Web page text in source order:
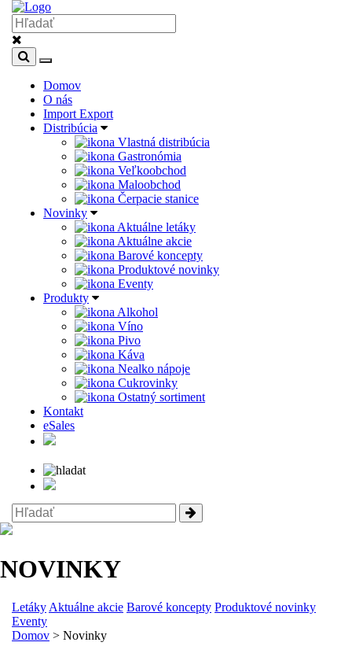
Domov
O nás
Import Export
Distribúcia
Vlastná distribúcia
Gastronómia
Veľkoobchod
Maloobchod
Čerpacie stanice
Novinky
Aktuálne letáky
Aktuálne akcie
Barové koncepty
Produktové novinky
Eventy
Produkty
Alkohol
Víno
Pivo
Káva
Nealko nápoje
Cukrovinky
Ostatný sortiment
Kontakt
eSales
NOVINKY
Letáky Aktuálne akcie Barové koncepty Produktové novinky
Eventy
Domov > Novinky